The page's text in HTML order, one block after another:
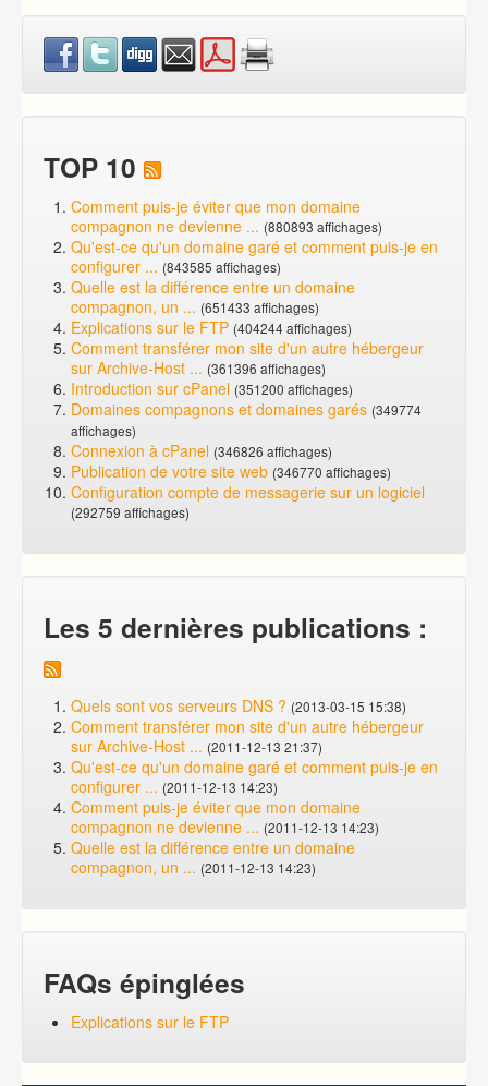
TOP 10
Comment puis-je éviter que mon domaine
compagnon ne devienne ... (880893 affichages)
Qu'est-ce qu'un domaine garé et comment puis-je en
configurer ... (843585 affichages)
Quelle est la différence entre un domaine
compagnon, un ... (651433 affichages)
Explications sur le FTP (404244 affichages)
Comment transférer mon site d'un autre hébergeur
sur Archive-Host ... (361396 affichages)
Introduction sur cPanel (351200 affichages)
Domaines compagnons et domaines garés (349774
affichages)
Connexion à cPanel (346826 affichages)
Publication de votre site web (346770 affichages)
Configuration compte de messagerie sur un logiciel
(292759 affichages)
Les 5 dernières publications :
Quels sont vos serveurs DNS ? (2013-03-15 15:38)
Comment transférer mon site d'un autre hébergeur
sur Archive-Host ... (2011-12-13 21:37)
Qu'est-ce qu'un domaine garé et comment puis-je en
configurer ... (2011-12-13 14:23)
Comment puis-je éviter que mon domaine
compagnon ne devienne ... (2011-12-13 14:23)
Quelle est la différence entre un domaine
compagnon, un ... (2011-12-13 14:23)
FAQs épinglées
Explications sur le FTP